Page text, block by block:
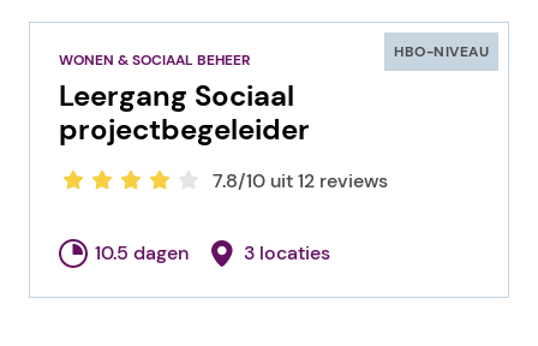
HBO-NIVEAU
WONEN & SOCIAAL BEHEER
Leergang Sociaal
projectbegeleider
7.8/10 uit 12 reviews
10.5 dagen 3 locaties